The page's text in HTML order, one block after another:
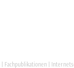
Fachpublikationen